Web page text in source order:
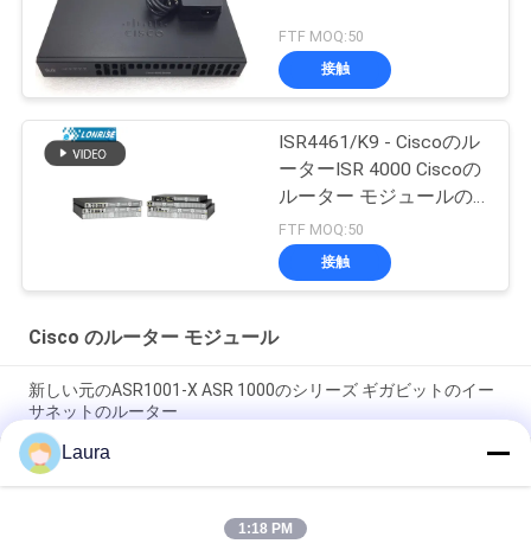
FTF MOQ:50
接触
ISR4461/K9 - Ciscoのル
ーターISR 4000 Ciscoの
ルーター モジュールの
工場
FTF MOQ:50
接触
Cisco のルーター モジュール
新しい元のASR1001-X ASR 1000のシリーズ ギガビットのイー
サネットのルーター
C9300 - NM -2Q =触媒9300 2 X 40GEネットワーク モジュールの
スペアー
ISR 4221 Ciscoのルーター モジュール2GE 4GのドラムのWifiの
Laura
1:18 PM